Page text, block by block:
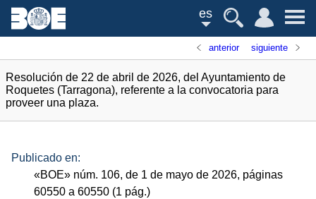
es
anterior siguiente
Resolución de 22 de abril de 2026, del Ayuntamiento de
Roquetes (Tarragona), referente a la convocatoria para
proveer una plaza.
Publicado en:
«BOE» núm. 106, de 1 de mayo de 2026, páginas
60550 a 60550 (1 pág.)